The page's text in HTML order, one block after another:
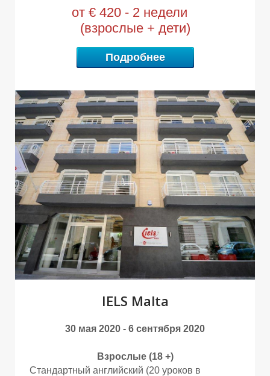
О
от € 420 - 2 недели
(взрослые + дети)
Подробнее
IELS Malta
30 мая 2020 - 6 сентября 2020
Взрослые (18 +)
Стандартный английский (20 уроков в
О